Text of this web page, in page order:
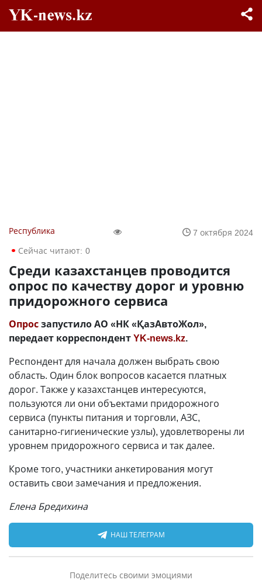
Республика
7 октября 2024
Сейчас читают: 0
Среди казахстанцев проводится
опрос по качеству дорог и уровню
придорожного сервиса
Опросзапустило АО «НК «ҚазАвтоЖол»,
передает корреспондентYK-news.kz.
Респондент для начала должен выбрать свою
область. Один блок вопросов касается платных
дорог. Также у казахстанцев интересуются,
пользуются ли они объектами придорожного
сервиса (пункты питания и торговли, АЗС,
санитарно-гигиенические узлы), удовлетворены ли
уровнем придорожного сервиса и так далее.
Кроме того, участники анкетирования могут
оставить свои замечания и предложения.
Елена Бредихина
НАШ ТЕЛЕГРАМ
Поделитесь своими эмоциями